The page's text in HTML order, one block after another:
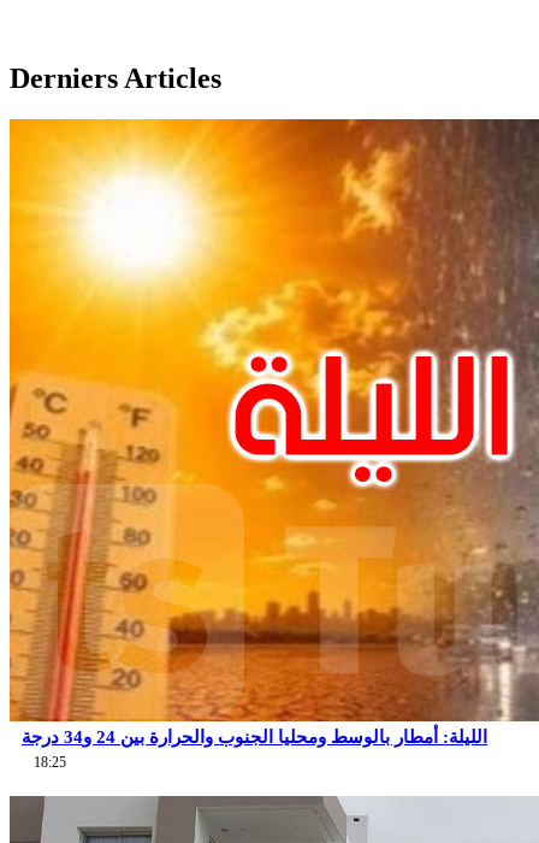
Derniers Articles
الليلة: أمطار بالوسط ومحليا الجنوب والحرارة بين 24 و34 درجة
18:25